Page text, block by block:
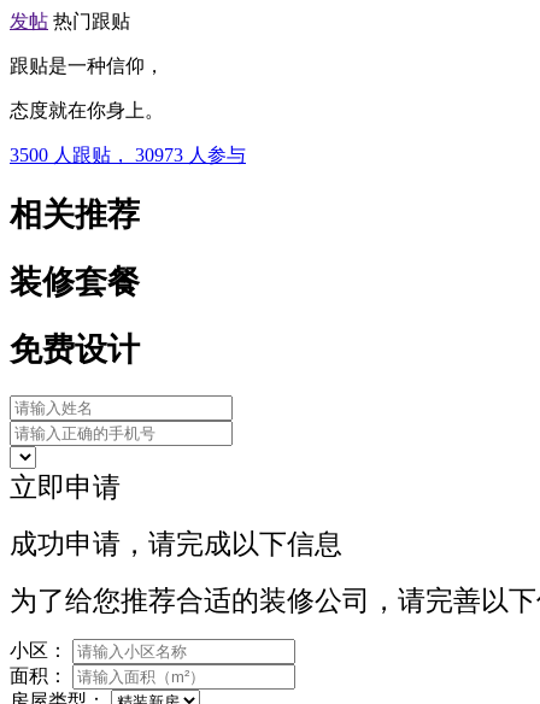
发帖 热门跟贴
跟贴是一种信仰，
态度就在你身上。
3500 人跟贴， 30973 人参与
相关推荐
装修套餐
免费设计
立即申请
成功申请，请完成以下信息
为了给您推荐合适的装修公司，请完善以
小区：
面积：